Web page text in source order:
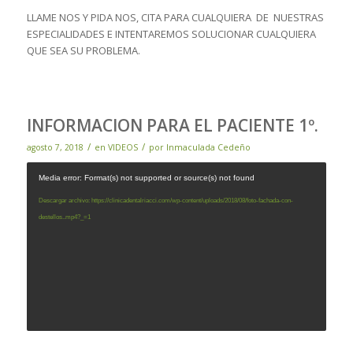
LLAME NOS Y PIDA NOS, CITA PARA CUALQUIERA DE NUESTRAS
ESPECIALIDADES E INTENTAREMOS SOLUCIONAR CUALQUIERA
QUE SEA SU PROBLEMA.
INFORMACION PARA EL PACIENTE 1º.
agosto 7, 2018 / en VIDEOS / por Inmaculada Cedeño
Media error: Format(s) not supported or source(s) not found
Descargar archivo: https://clinicadentalriacci.com/wp-content/uploads/2018/08/foto-fachada-con-
destellos..mp4?_=1